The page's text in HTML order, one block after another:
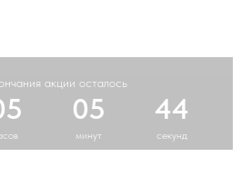
акции осталось
05
минут
44
секунд